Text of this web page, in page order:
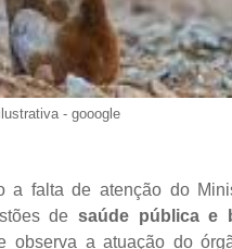
- gooogle
a falta de atenção do
de saúde pública e
observa a atuação do